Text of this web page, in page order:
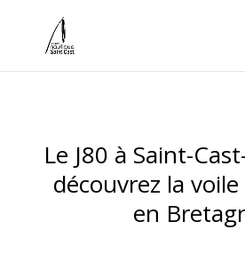
Le J80 à Saint-
découvrez la
en